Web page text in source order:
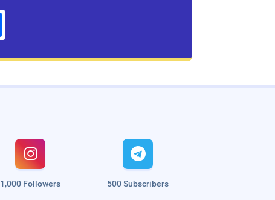

1,000 Followers

500 Subscribers